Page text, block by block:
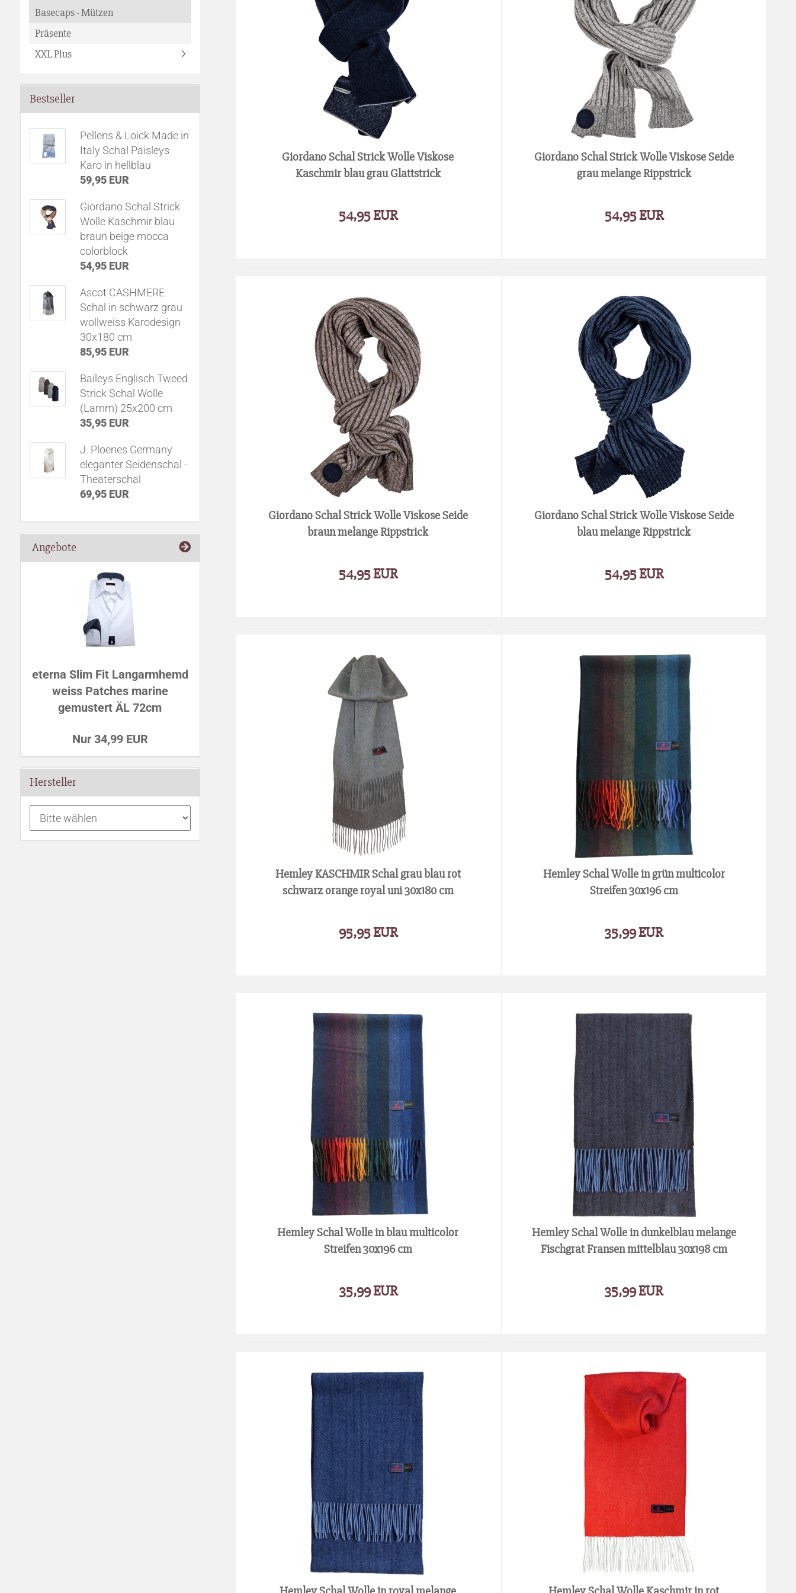
Giordano Schal Strick Wolle Viskose
Kaschmir blau grau Glattstrick
54,95 EUR
Giordano Schal Strick Wolle Viskose Seide
grau melange Rippstrick
54,95 EUR
Giordano Schal Strick Wolle Viskose Seide
braun melange Rippstrick
54,95 EUR
Giordano Schal Strick Wolle Viskose Seide
blau melange Rippstrick
54,95 EUR
Hemley KASCHMIR Schal grau blau rot
schwarz orange royal uni 30x180 cm
95,95 EUR
Hemley Schal Wolle in grün multicolor
Streifen 30x196 cm
35,99 EUR
Hemley Schal Wolle in blau multicolor
Streifen 30x196 cm
35,99 EUR
Hemley Schal Wolle in dunkelblau melange
Fischgrat Fransen mittelblau 30x198 cm
35,99 EUR
Basecaps - Mützen
Präsente
XXL Plus
Bestseller
Pellens & Loick Made in
Italy Schal Paisleys
Karo in hellblau
59,95 EUR
Giordano Schal Strick
Wolle Kaschmir blau
braun beige mocca
colorblock
54,95 EUR
Ascot CASHMERE
Schal in schwarz grau
wollweiss Karodesign
30x180 cm
85,95 EUR
Baileys Englisch Tweed
Strick Schal Wolle
(Lamm) 25x200 cm
35,95 EUR
J. Ploenes Germany
eleganter Seidenschal -
Theaterschal
69,95 EUR
Angebote
eterna Slim Fit Langarmhemd
weiss Patches marine
gemustert ÄL 72cm
Nur 34,99 EUR
Hersteller